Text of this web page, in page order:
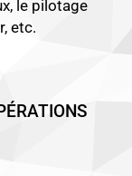
le pilotage
etc.